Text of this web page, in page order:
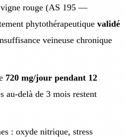
rouge (AS 195 —
phytothérapeutique validé
veineuse chronique
720 mg/jour pendant 12
au-delà de 3 mois restent
: oxyde nitrique, stress